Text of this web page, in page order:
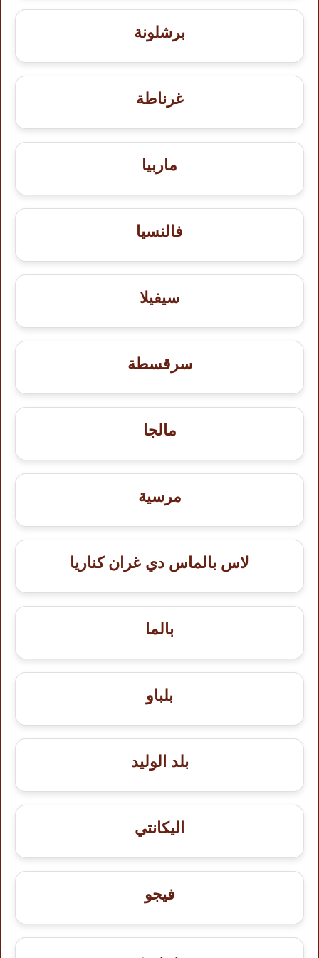
برشلونة
غرناطة
ماربيا
فالنسيا
سيفيلا
سرقسطة
مالجا
مرسية
لاس بالماس دي غران كناريا
بالما
بلباو
بلد الوليد
اليكانتي
فيجو